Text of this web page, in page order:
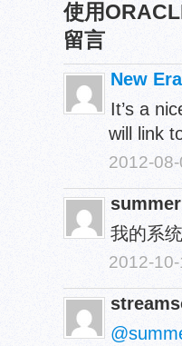
使用
留言
New
It’s a
will link
2012-
summer
我的系
2012-